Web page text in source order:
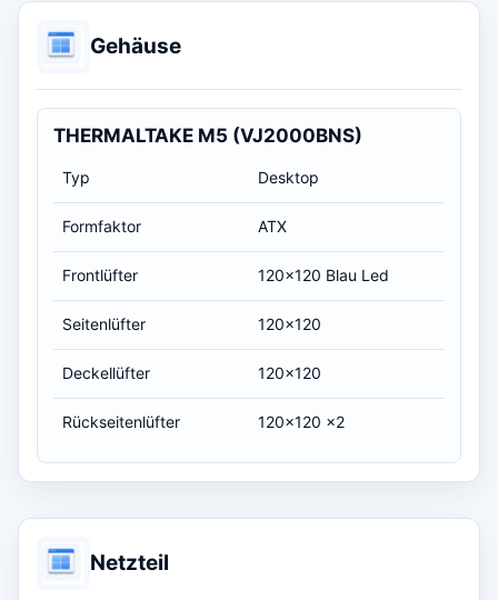
Gehäuse
THERMALTAKE M5 (VJ2000BNS)
Typ Desktop
Formfaktor ATX
Frontlüfter 120x120 Blau Led
Seitenlüfter 120x120
Deckellüfter 120x120
Rückseitenlüfter 120x120 x2
Netzteil